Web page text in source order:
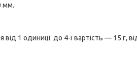
мм.
1 одиниці до 4-ї вартість — 15 г,